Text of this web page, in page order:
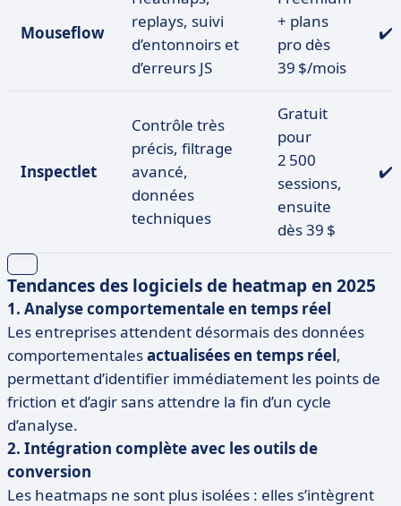
Mouseflow
replays, suivi
d’entonnoirs et
d’erreurs JS
+ plans
pro dès
39 $/mois
✔️
Inspectlet
Contrôle très
précis, filtrage
avancé,
données
techniques
Gratuit
pour
2 500
sessions,
ensuite
dès 39 $
✔️
Tendances des logiciels de heatmap en 2025
1. Analyse comportementale en temps réel
Les entreprises attendent désormais des données
comportementalesactualisées en temps réel,
permettant d’identifier immédiatement les points de
friction et d’agir sans attendre la fin d’un cycle
d’analyse.
2. Intégration complète avec les outils de
conversion
Les heatmaps ne sont plus isolées : elles s’intègrent